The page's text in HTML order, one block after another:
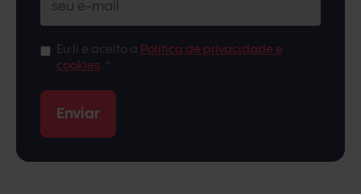
Política de privacidade e
cookies